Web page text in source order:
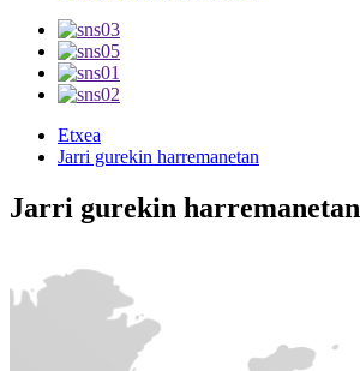
Etxea
Jarri gurekin harremanetan
Jarri gurekin harremanetan